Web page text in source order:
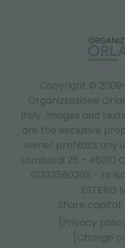
Copyright ©
Organizzazione
Italy. Images and
are the exclusive
owner prohibits any
Lombardi 26 - 46010
01333580205 - nr
ESTERO
Share capital:
[Privacy
[Change